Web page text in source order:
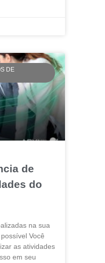
DE
de
do
na sua
Você
as atividades
em seu